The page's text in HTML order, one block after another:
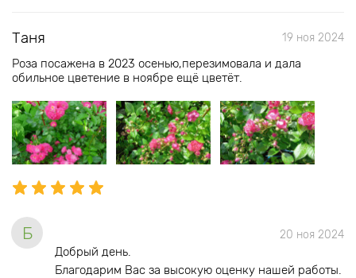
Таня 19 ноя 2024
Роза посажена в 2023 осенью,перезимовала и дала
обильное цветение в ноябре ещё цветёт.
Б 20 ноя 2024
Добрый день.
Благодарим Вас за высокую оценку нашей работы.